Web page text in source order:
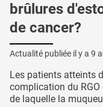
brûlures
de cancer?
Actualité publiée il y a 9
Les patients atteints
complication du
de laquelle la